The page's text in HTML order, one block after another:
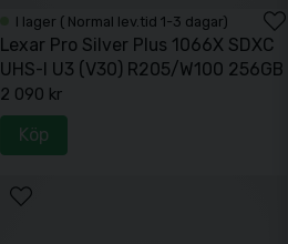
I lager ( Normal lev.tid 1-3 dagar)
Lexar Pro Silver Plus 1066X SDXC
UHS-I U3 (V30) R205/W100 256GB
2 090 kr
Köp